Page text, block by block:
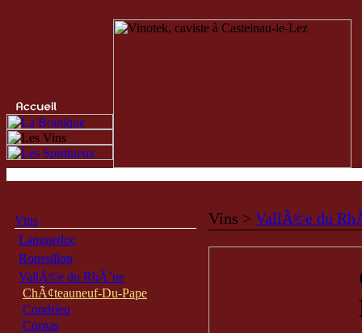
Vins
Languedoc
Roussillon
VallÃ©e du RhÃ´ne
ChÃ¢teauneuf-Du-Pape
Condrieu
Cornas
Vins > VallÃ©e du